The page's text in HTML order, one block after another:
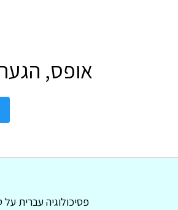
אופס,
פסיכולוגיה עברית על